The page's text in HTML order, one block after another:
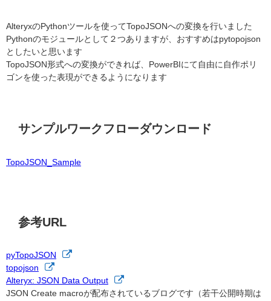
AlteryxのPythonツールを使ってTopoJSONへの変換を行いました
Pythonのモジュールとして２つありますが、おすすめはpytopojson
としたいと思います
TopoJSON形式への変換ができれば、PowerBIにて自由に自作ポリ
ゴンを使った表現ができるようになります
サンプルワークフローダウンロード
TopoJSON_Sample
参考URL
pyTopoJSON
topojson
Alteryx: JSON Data Output
JSON Create macroが配布されているブログです（若干公開時期は